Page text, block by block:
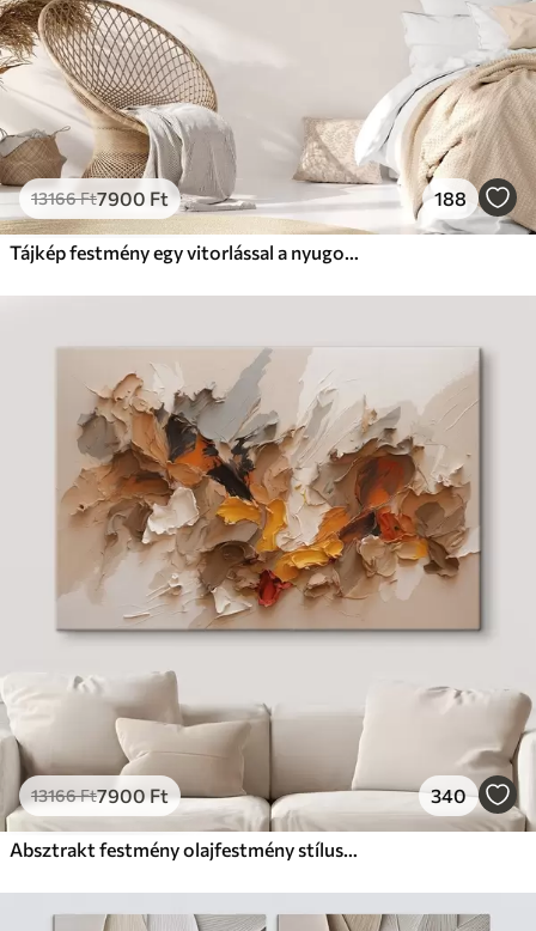
13166Ft7900 Ft 188
Tájkép festmény egy vitorlással a nyugodt tengeren, narancssárga és sárga égbolt, távoli hegyek
13166Ft7900Ft 340
Absztrakt festmény olajfestmény stílusban